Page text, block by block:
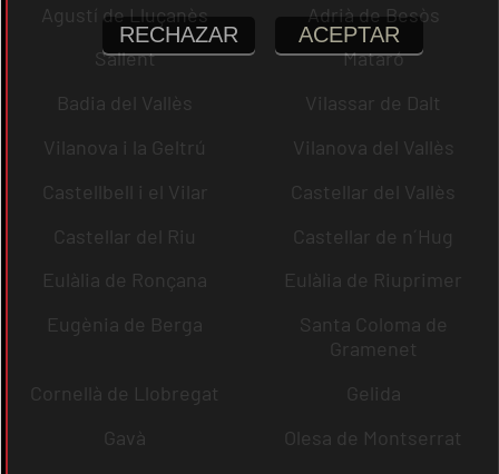
Agustí de Lluçanès
Adrià de Besòs
Sallent
Mataró
Badia del Vallès
Vilassar de Dalt
Vilanova i la Geltrú
Vilanova del Vallès
Castellbell i el Vilar
Castellar del Vallès
Castellar del Riu
Castellar de n´Hug
Eulàlia de Ronçana
Eulàlia de Riuprimer
Eugènia de Berga
Santa Coloma de
Gramenet
Cornellà de Llobregat
Gelida
Gavà
Olesa de Montserrat
RECHAZAR ACEPTAR